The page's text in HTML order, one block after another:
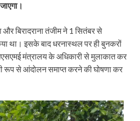
बिरादराना तंजीम ने 1 सितंबर से
था। इसके बाद धरनास्‍थल पर ही बुनकरों
मंत्रालय के अधिकारी से मुलाकात कर
रूप से आंदोलन समाप्‍त करने की घोषणा कर